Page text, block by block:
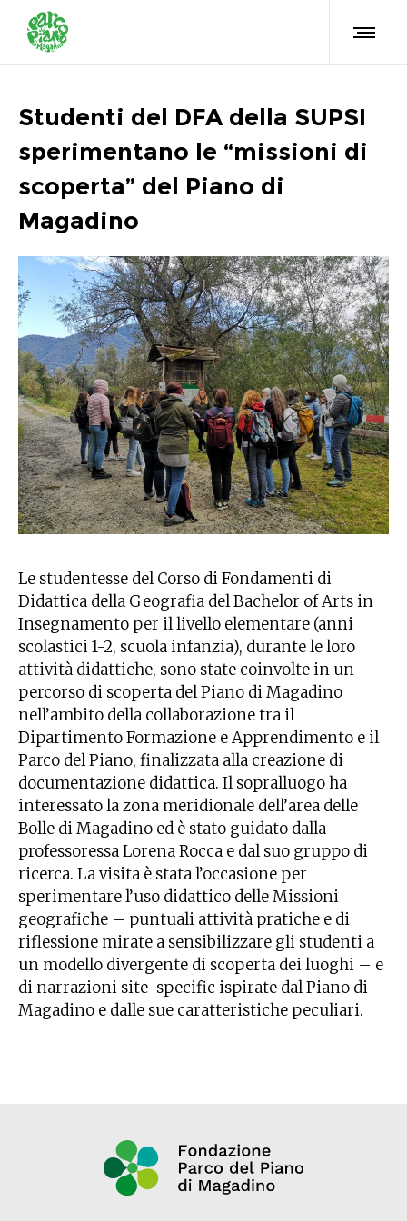
Studenti del DFA della SUPSI
sperimentano le “missioni di
scoperta” del Piano di
Magadino
Le studentesse del Corso di Fondamenti di
Didattica della Geografia del Bachelor of Arts in
Insegnamento per il livello elementare (anni
scolastici 1-2, scuola infanzia), durante le loro
attività didattiche, sono state coinvolte in un
percorso di scoperta del Piano di Magadino
nell’ambito della collaborazione tra il
Dipartimento Formazione e Apprendimento e il
Parco del Piano, finalizzata alla creazione di
documentazione didattica. Il sopralluogo ha
interessato la zona meridionale dell’area delle
Bolle di Magadino ed è stato guidato dalla
professoressa Lorena Rocca e dal suo gruppo di
ricerca. La visita è stata l’occasione per
sperimentare l’uso didattico delle Missioni
geografiche – puntuali attività pratiche e di
riflessione mirate a sensibilizzare gli studenti a
un modello divergente di scoperta dei luoghi – e
di narrazioni site-specific ispirate dal Piano di
Magadino e dalle sue caratteristiche peculiari.